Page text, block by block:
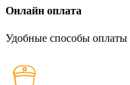
Онлайн оплата
Удобные способы оплаты